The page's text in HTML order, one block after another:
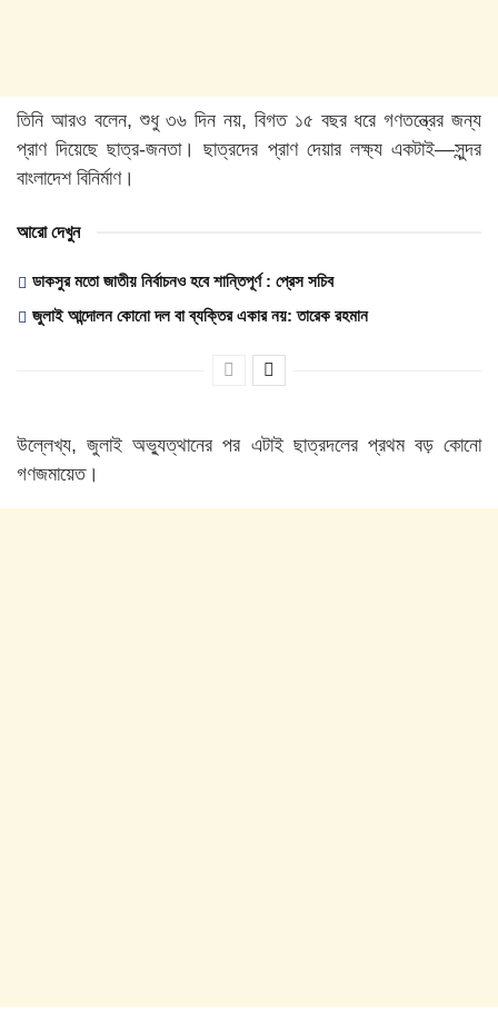
তিনি আরও বলেন, শুধু ৩৬ দিন নয়, বিগত ১৫ বছর ধরে গণতন্ত্রের জন্য
প্রাণ দিয়েছে ছাত্র-জনতা। ছাত্রদের প্রাণ দেয়ার লক্ষ্য একটাই—সুন্দর
বাংলাদেশ বিনির্মাণ।
আরো দেখুন
ডাকসুর মতো জাতীয় নির্বাচনও হবে শান্তিপূর্ণ : প্রেস সচিব
জুলাই আন্দোলন কোনো দল বা ব্যক্তির একার নয়: তারেক রহমান
উল্লেখ্য, জুলাই অভ্যুত্থানের পর এটাই ছাত্রদলের প্রথম বড় কোনো
গণজমায়েত।